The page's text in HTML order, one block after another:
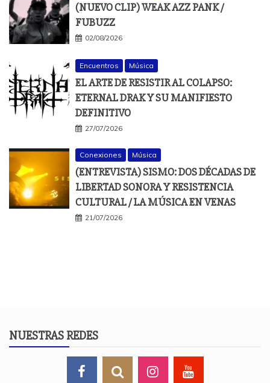
(NUEVO CLIP) WEAK AZZ PANK /
FUBUZZ
02/08/2026
Encuentros Música
EL ARTE DE RESISTIR AL COLAPSO:
ETERNAL DRAK Y SU MANIFIESTO
DEFINITIVO
27/07/2026
Conexiones Música
(ENTREVISTA) SISMO: DOS DÉCADAS DE
LIBERTAD SONORA Y RESISTENCIA
CULTURAL / LA MÚSICA EN VENAS
21/07/2026
NUESTRAS REDES